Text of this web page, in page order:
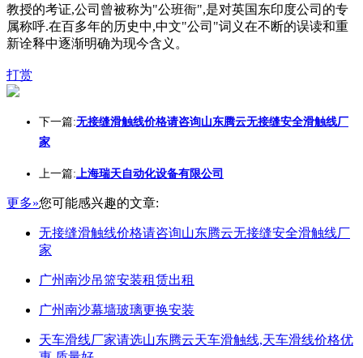
教授的考证,公司曾被称为"公班衙",是对英国东印度公司的专
属称呼.在百多年的历史中,中文"公司"词义在不断的误读和重
新诠释中逐渐明确为现今含义。
打赏
下一篇:无接缝滑触线价格请咨询山东腾云无接缝安全滑触线厂
家
上一篇:上海瑞天自动化设备有限公司
更多»您可能感兴趣的文章:
无接缝滑触线价格请咨询山东腾云无接缝安全滑触线厂
家
广州南沙吊篮安装租赁出租
广州南沙幕墙玻璃更换安装
天车滑线厂家请选山东腾云天车滑触线,天车滑线价格优